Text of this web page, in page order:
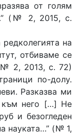
от голям
(№ 2, 2015, с.
на
отбиваме се
2, 2013, с. 72)
по-долу.
Разказва ми
към него […] Не
и безогледен
науката…” (№ 1,